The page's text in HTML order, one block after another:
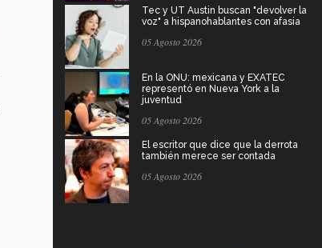
Tec y UT Austin buscan "devolver la
voz" a hispanohablantes con afasia
05 Agosto 2026
En la ONU: mexicana y EXATEC
representó en Nueva York a la
juventud
05 Agosto 2026
El escritor que dice que la derrota
también merece ser contada
05 Agosto 2026